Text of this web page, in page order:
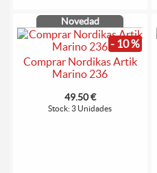
Novedad
- 10 %
Comprar Nordikas Artik
Marino 236
49.50 €
Stock: 3 Unidades